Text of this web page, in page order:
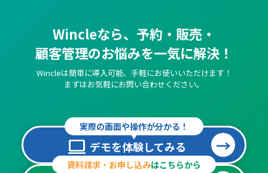
Wincleなら、予約・販売・
顧客管理のお悩みを一気に解決！
Wincleは簡単に導入可能、手軽にお使いいただけます！
まずはお気軽にお問い合わせください。
実際の画面や操作が分かる！
computer デモを体験してみる
資料請求・お申し込みはこちらから